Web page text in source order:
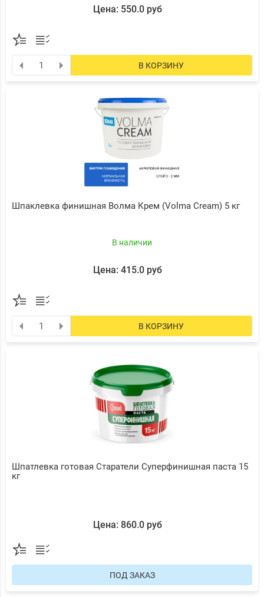
Цена: 550.0 руб
В КОРЗИНУ
Шпаклевка финишная Волма Крем (Volma Cream) 5 кг
В наличии
Цена: 415.0 руб
В КОРЗИНУ
Шпатлевка готовая Старатели Суперфинишная паста 15
кг
Цена: 860.0 руб
ПОД ЗАКАЗ